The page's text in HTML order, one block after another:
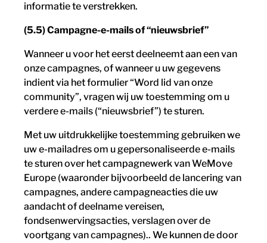
informatie te verstrekken.
(5.5) Campagne-e-mails of “nieuwsbrief”
Wanneer u voor het eerst deelneemt aan een van
onze campagnes, of wanneer u uw gegevens
indient via het formulier “Word lid van onze
community”, vragen wij uw toestemming om u
verdere e-mails (“nieuwsbrief”) te sturen.
Met uw uitdrukkelijke toestemming gebruiken we
uw e-mailadres om u gepersonaliseerde e-mails
te sturen over het campagnewerk van WeMove
Europe (waaronder bijvoorbeeld de lancering van
campagnes, andere campagneacties die uw
aandacht of deelname vereisen,
fondsenwervingsacties, verslagen over de
voortgang van campagnes).. We kunnen de door